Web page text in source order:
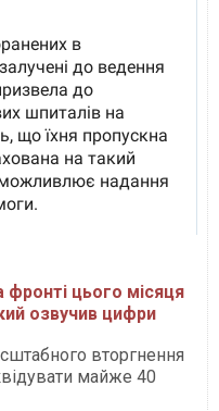
фронті цього місяця
озвучив цифри
вторгнення
майже 40